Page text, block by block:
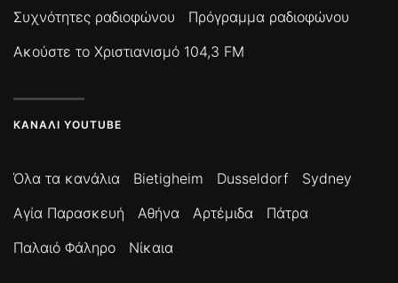
Συχνότητες ραδιοφώνου
Πρόγραμμα ραδιοφώνου
Ακούστε το Χριστιανισμό 104,3 FM
ΚΑΝΆΛΙ YOUTUBE
Όλα τα κανάλια Bietigheim Dusseldorf
Sydney
Αγία Παρασκευή
Αθήνα Αρτέμιδα
Πάτρα
Παλαιό Φάληρο
Νίκαια